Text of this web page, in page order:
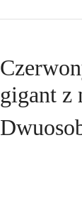
gigant z